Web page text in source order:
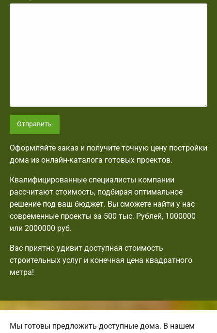
Отправить
Оформляйте заказ и получите точную цену постройки
дома из онлайн-каталога готовых проектов.
Квалифицированные специалисты компании
рассчитают стоимость, подбирая оптимальное
решение под ваш бюджет. Вы сможете найти у нас
современные проекты за 500 тыс. Рублей, 1000000
или 2000000 руб.
Вас приятно удивит доступная стоимость
строительных услуг и конечная цена квадратного
метра!
Мы готовы предложить доступные дома. В нашем